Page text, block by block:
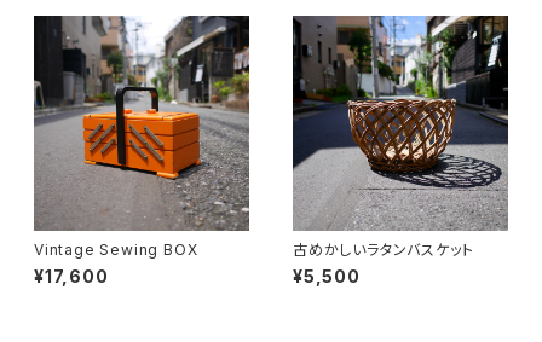
Vintage Sewing BOX
¥17,600
古めかしいラタンバスケット
¥5,500